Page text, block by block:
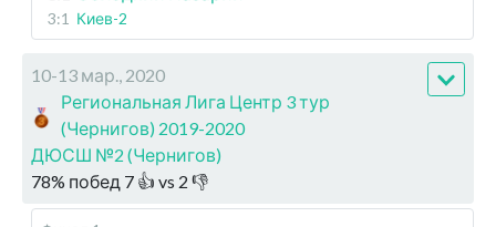
3:1 Киев-2
10-13 мар., 2020
Региональная Лига Центр 3 тур
(Чернигов) 2019-2020
ДЮСШ №2 (Чернигов)
78% побед 7 👍 vs 2 👎